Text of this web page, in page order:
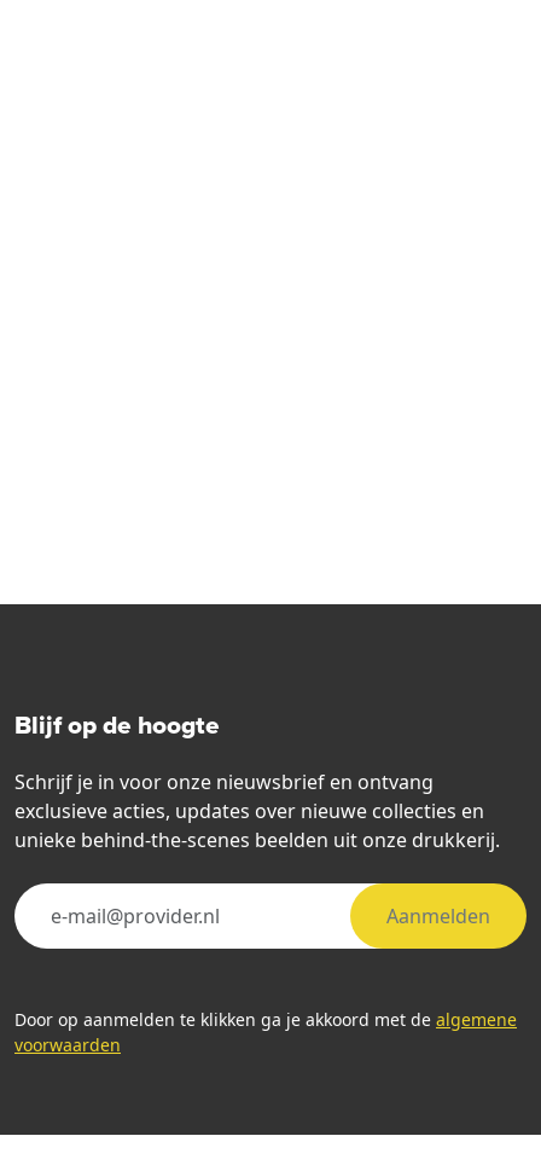
Blijf op de hoogte
Schrijf je in voor onze nieuwsbrief en ontvang
exclusieve acties, updates over nieuwe collecties en
unieke behind-the-scenes beelden uit onze drukkerij.
Aanmelden
Door op aanmelden te klikken ga je akkoord met de algemene
voorwaarden